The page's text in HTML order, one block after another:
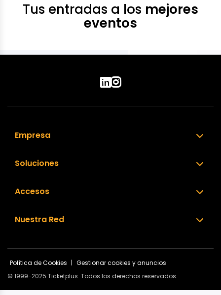
Tus entradas a los mejores
eventos
Empresa
Soluciones
Accesos
Nuestra Red
Política de Cookies | Gestionar cookies y anuncios
© 1999-2025 Ticketplus. Todos los derechos reservados.